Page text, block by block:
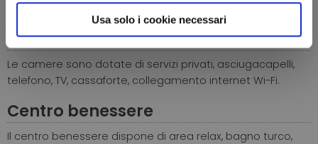
Usa solo i cookie necessari
richiesta, skibus, parcheggio fino ad esaurimento.
Camere
Le camere sono dotate di servizi privati, asciugacapelli,
telefono, TV, cassaforte, collegamento internet Wi-Fi.
Centro benessere
Il centro benessere dispone di area relax, bagno turco,